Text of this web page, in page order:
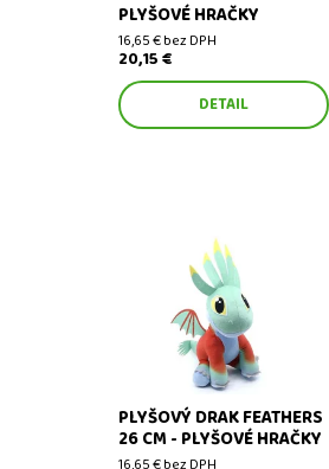
PLYŠOVÉ HRAČKY
16,65 € bez DPH
20,15 €
DETAIL
Plyšový drak Feathers 26 cm -
plyšové hračky
PLYŠOVÝ DRAK FEATHERS
26 CM - PLYŠOVÉ HRAČKY